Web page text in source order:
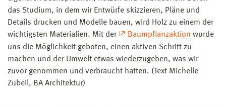
das Studium, in dem wir Entwürfe skizzieren, Pläne und
Details drucken und Modelle bauen, wird Holz zu einem der
wichtigsten Materialien. Mit der
Baumpflanzaktion wurde
uns die Möglichkeit geboten, einen aktiven Schritt zu
machen und der Umwelt etwas wiederzugeben, was wir
zuvor genommen und verbraucht hatten. (Text Michelle
Zubeil, BA Architektur)